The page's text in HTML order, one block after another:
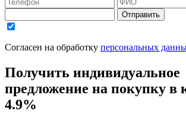
Отправить
Согласен на обработку персональных
Получить индивидуальное
предложение на покупку в
4.9%